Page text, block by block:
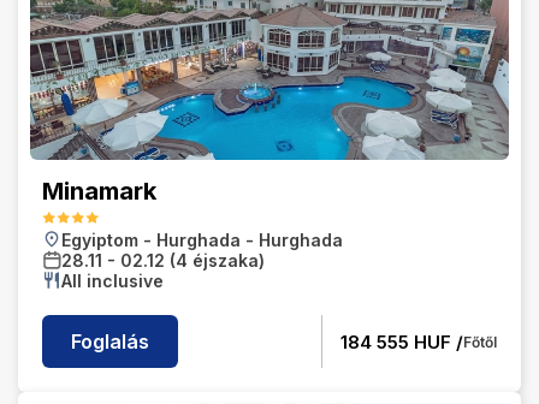
Minamark
Egyiptom - Hurghada - Hurghada
28.11 - 02.12 (4 éjszaka)
All inclusive
Foglalás 184 555 HUF /Főtől